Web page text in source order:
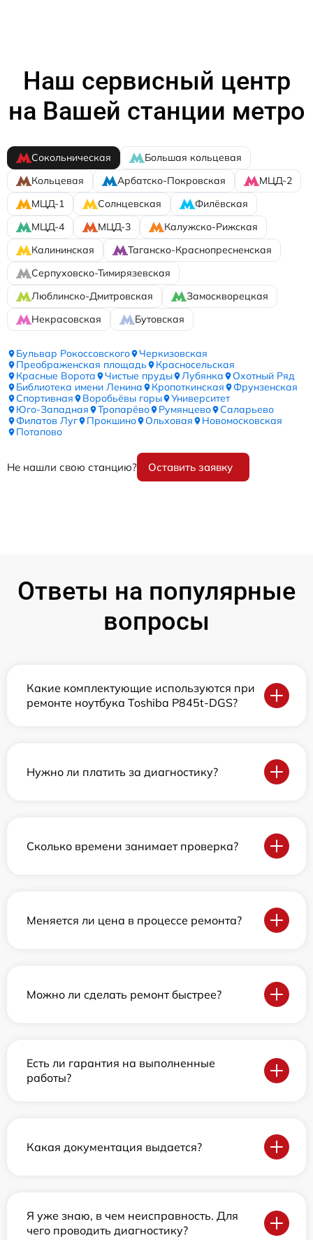
Наш сервисный центр
на Вашей станции метро
Сокольническая
Большая кольцевая
Кольцевая
Арбатско-Покровская
МЦД-2
МЦД-1
Солнцевская
Филёвская
МЦД-4
МЦД-3
Калужско-Рижская
Калининская
Таганско-Краснопресненская
Серпуховско-Тимирязевская
Люблинско-Дмитровская
Замоскворецкая
Некрасовская
Бутовская
Бульвар Рокоссовского
Черкизовская
Преображенская площадь
Красносельская
Красные Ворота
Чистые пруды Лубянка
Охотный Ряд
Библиотека имени Ленина
Кропоткинская
Фрунзенская
Спортивная
Воробьёвы горы
Университет
Юго-Западная
Тропарёво Румянцево
Саларьево
Филатов Луг
Прокшино Ольховая
Новомосковская
Потапово
Не нашли свою станцию? Оставить заявку
Ответы на популярные
вопросы
Какие комплектующие используются при
ремонте ноутбука Toshiba P845t-DGS?
Нужно ли платить за диагностику?
Сколько времени занимает проверка?
Меняется ли цена в процессе ремонта?
Можно ли сделать ремонт быстрее?
Есть ли гарантия на выполненные
работы?
Какая документация выдается?
Я уже знаю, в чем неисправность. Для
чего проводить диагностику?